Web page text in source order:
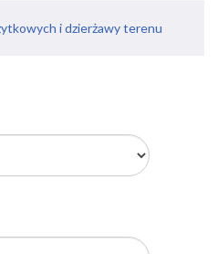
i dzierżawy terenu